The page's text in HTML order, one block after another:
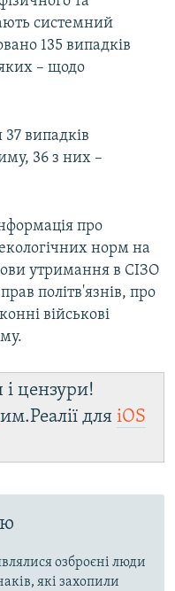
системний
135 випадків
– щодо
випадків
36 з них –
про
норм на
утримання в СІЗО
політв'язнів, про
військові
цензури!
для iOS
озброєні люди
які захопили